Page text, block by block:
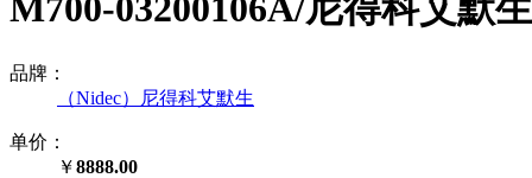
品牌：
（Nidec）尼得科艾默生
单价：
￥8888.00